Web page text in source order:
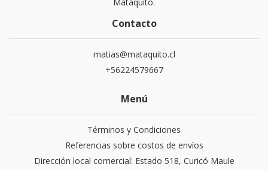
Contacto
matias@mataquito.cl
+56224579667
Menú
Términos y Condiciones
Referencias sobre costos de envíos
Dirección local comercial: Estado 518, Curicó Maule